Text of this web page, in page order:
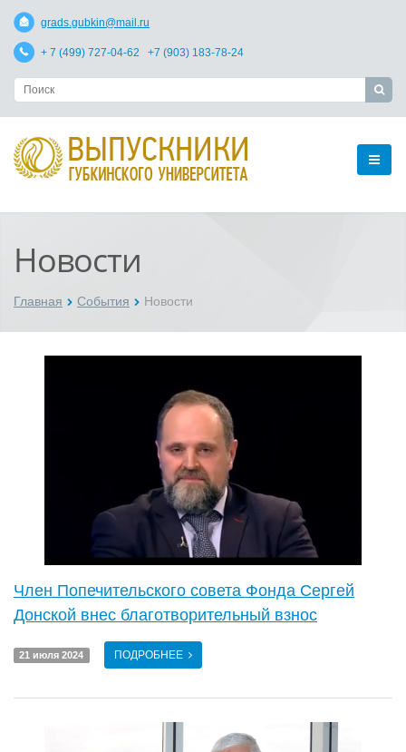
grads.gubkin@mail.ru
+ 7 (499) 727-04-62 +7 (903) 183-78-24
Новости
Главная События Новости
Член Попечительского совета Фонда Сергей
Донской внес благотворительный взнос
21 июля 2024 ПОДРОБНЕЕ